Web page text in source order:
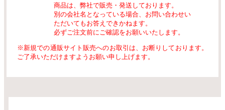
商品は、弊社で販売・発送しております。
別の会社名となっている場合、お問い合わせい
ただいてもお答えできかねます。
必ずご注文前にご確認をお願いいたします。
※新規での通販サイト販売へのお取引は、お断りしております。
ご了承いただけますようお願い申し上げます。